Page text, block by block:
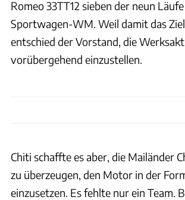
Romeo 33TT12 sieben der neun
Sportwagen-WM. Weil damit das
entschied der Vorstand, die
vorübergehend einzustellen.
Chiti schaffte es aber, die Mailänder
zu überzeugen, den Motor in der
einzusetzen. Es fehlte nur ein Team.